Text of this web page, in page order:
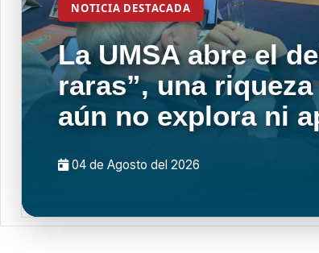
NOTICIA DESTACADA
La UMSA abre el
raras”, una
aún no explora ni
04 de Agosto del 2026